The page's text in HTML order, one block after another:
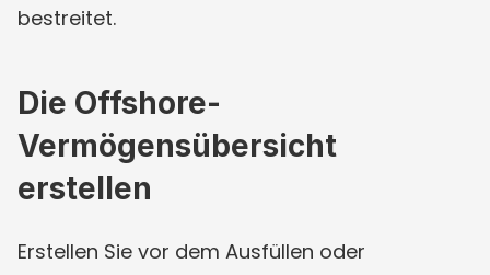
bestreitet.
Die Offshore-
Vermögensübersicht
erstellen
Erstellen Sie vor dem Ausfüllen oder